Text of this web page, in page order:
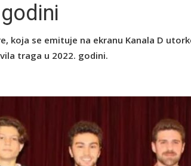
koja se emituje na ekranu Kanala D
traga u 2022. godini.